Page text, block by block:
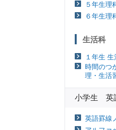
５年生
６年生
生活科
１年生
時間のつ
理・生活
小学生 英
英語罫線